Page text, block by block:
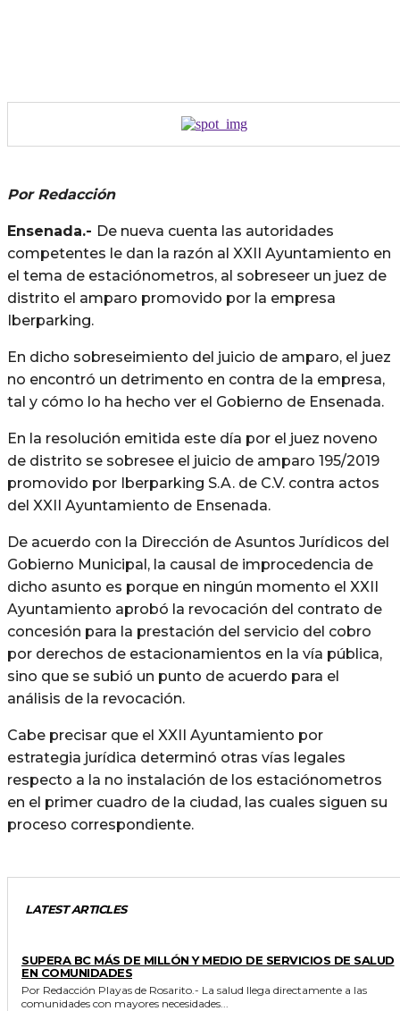
Por Redacción
Ensenada.- De nueva cuenta las autoridades
competentes le dan la razón al XXII Ayuntamiento en
el tema de estaciónometros, al sobreseer un juez de
distrito el amparo promovido por la empresa
Iberparking.
En dicho sobreseimiento del juicio de amparo, el juez
no encontró un detrimento en contra de la empresa,
tal y cómo lo ha hecho ver el Gobierno de Ensenada.
En la resolución emitida este día por el juez noveno
de distrito se sobresee el juicio de amparo 195/2019
promovido por Iberparking S.A. de C.V. contra actos
del XXII Ayuntamiento de Ensenada.
De acuerdo con la Dirección de Asuntos Jurídicos del
Gobierno Municipal, la causal de improcedencia de
dicho asunto es porque en ningún momento el XXII
Ayuntamiento aprobó la revocación del contrato de
concesión para la prestación del servicio del cobro
por derechos de estacionamientos en la vía pública,
sino que se subió un punto de acuerdo para el
análisis de la revocación.
Cabe precisar que el XXII Ayuntamiento por
estrategia jurídica determinó otras vías legales
respecto a la no instalación de los estaciónometros
en el primer cuadro de la ciudad, las cuales siguen su
proceso correspondiente.
LATEST ARTICLES
SUPERA BC MÁS DE MILLÓN Y MEDIO DE SERVICIOS DE SALUD
EN COMUNIDADES
Por Redacción Playas de Rosarito.- La salud llega directamente a las
comunidades con mayores necesidades...